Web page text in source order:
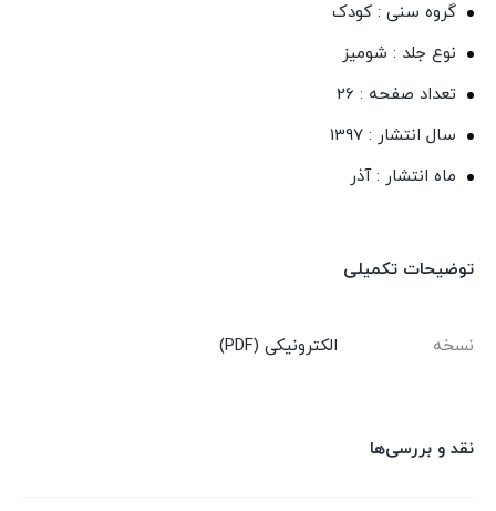
گروه سنی : کودک
نوع جلد : شومیز
تعداد صفحه : 26
سال انتشار : 1397
ماه انتشار : آذر
توضیحات تکمیلی
نسخه الکترونیکی (PDF)
نقد و بررسی‌ها